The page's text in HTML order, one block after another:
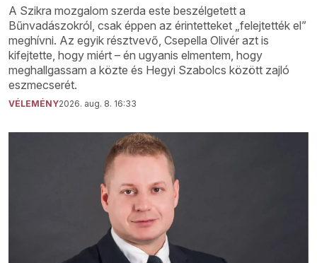
A Szikra mozgalom szerda este beszélgetett a
Bűnvadászokról, csak éppen az érintetteket „felejtették el”
meghívni. Az egyik résztvevő, Csepella Olivér azt is
kifejtette, hogy miért – én ugyanis elmentem, hogy
meghallgassam a közte és Hegyi Szabolcs között zajló
eszmecserét.
VÉLEMÉNY2026. aug. 8. 16:33